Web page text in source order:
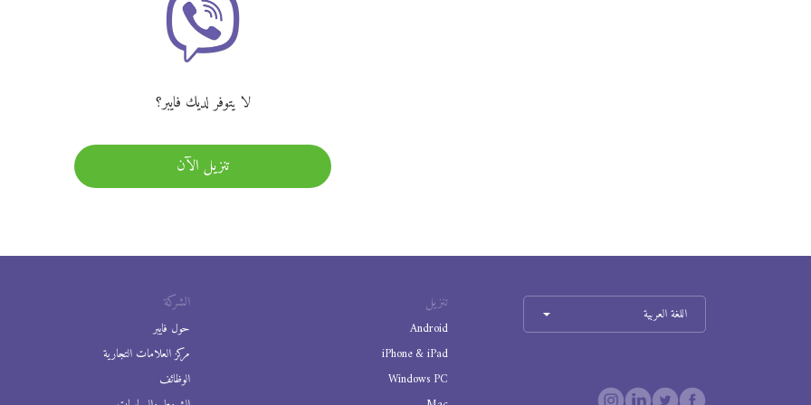
لا يتوفر لديك فايبر؟
تنزيل الآن
الشركة
حول فايبر
مركز العلامات التجارية
الوظائف
تنزيل
Android
iPhone & iPad
Windows PC
اللغة العربية